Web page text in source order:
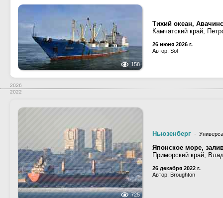
158
Тихий океан,
Камчатский край,
26 июня 2026 г.
Автор: Sol
2026
2022
725
Ньюзенберг ·
Японское море,
Приморский край,
26 декабря 2022 г.
Автор: Broughton